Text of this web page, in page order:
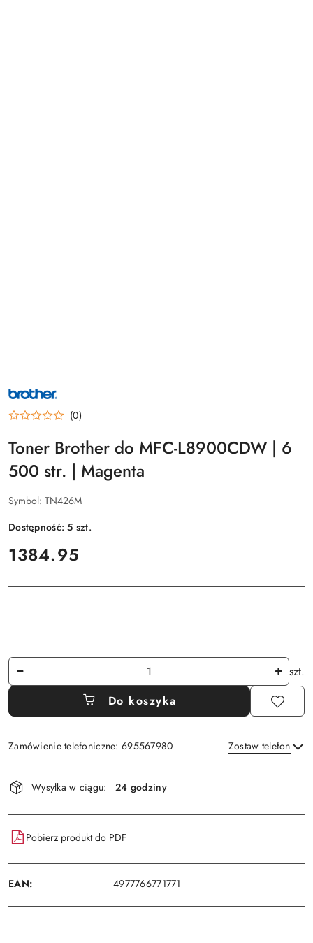
NAZWA
PRODUCENTA:
BROTHER (0)
Toner Brother do MFC-L8900CDW | 6
500 str. | Magenta
Symbol: TN426M
Dostępność:5 szt.
cena:
1384.95
Ilość
szt.
Do koszyka
Zamówienie telefoniczne: 695567980 Zostaw telefon
Dostępność
i
dostawa
Wysyłka w ciągu: 24 godziny
Pobierz produkt do PDF
EAN: 4977766771771